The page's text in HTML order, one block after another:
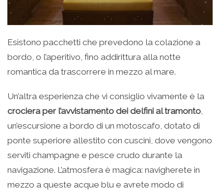
Esistono pacchetti che prevedono la colazione a
bordo, o l’aperitivo, fino addirittura alla notte
romantica da trascorrere in mezzo al mare.
Un’altra esperienza che vi consiglio vivamente è la
crociera per l’avvistamento dei delfini al tramonto
un’escursione a bordo di un motoscafo, dotato di
ponte superiore allestito con cuscini, dove vengono
serviti champagne e pesce crudo durante la
navigazione. L’atmosfera è magica: navigherete in
mezzo a queste acque blu e avrete modo di